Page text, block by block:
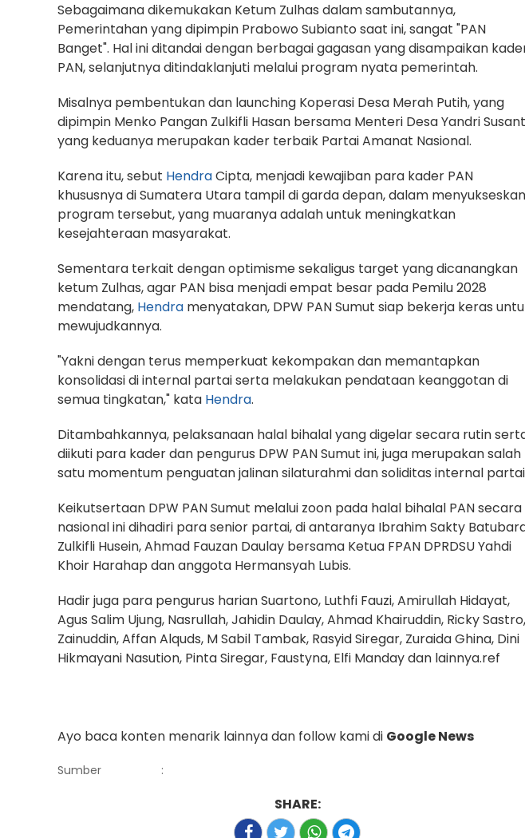
Sebagaimana dikemukakan Ketum Zulhas dalam sambutannya,
Pemerintahan yang dipimpin Prabowo Subianto saat ini, sangat "PAN
Banget". Hal ini ditandai dengan berbagai gagasan yang disampaikan
PAN, selanjutnya ditindaklanjuti melalui program nyata pemerintah.
Misalnya pembentukan dan launching Koperasi Desa Merah Putih, yang
dipimpin Menko Pangan Zulkifli Hasan bersama Menteri Desa Yandri
yang keduanya merupakan kader terbaik Partai Amanat Nasional.
Karena itu, sebut HendraCipta, menjadi kewajiban para kader PAN
khususnya di Sumatera Utara tampil di garda depan, dalam menyukseskan
program tersebut, yang muaranya adalah untuk meningkatkan
kesejahteraan masyarakat.
Sementara terkait dengan optimisme sekaligus target yang dicanangkan
ketum Zulhas, agar PAN bisa menjadi empat besar pada Pemilu 2028
mendatang, Hendra menyatakan, DPW PAN Sumut siap bekerja keras
mewujudkannya.
"Yakni dengan terus memperkuat kekompakan dan memantapkan
konsolidasi di internal partai serta melakukan pendataan keanggotan di
semua tingkatan," kata Hendra.
Ditambahkannya, pelaksanaan halal bihalal yang digelar secara rutin
diikuti para kader dan pengurus DPW PAN Sumut ini, juga merupakan salah
satu momentum penguatan jalinan silaturahmi dan soliditas internal
Keikutsertaan DPW PAN Sumut melalui zoon pada halal bihalal PAN secara
nasional ini dihadiri para senior partai, di antaranya Ibrahim Sakty
Zulkifli Husein, Ahmad Fauzan Daulay bersama Ketua FPAN DPRDSU Yahdi
Khoir Harahap dan anggota Hermansyah Lubis.
Hadir juga para pengurus harian Suartono, Luthfi Fauzi, Amirullah Hidayat,
Agus Salim Ujung, Nasrullah, Jahidin Daulay, Ahmad Khairuddin, Ricky Sastro,
Zainuddin, Affan Alquds, M Sabil Tambak, Rasyid Siregar, Zuraida Ghina, Dini
Hikmayani Nasution, Pinta Siregar, Faustyna, Elfi Manday dan lainnya.ref
Ayo baca konten menarik lainnya dan follow kami di Google News
Sumber :
SHARE: